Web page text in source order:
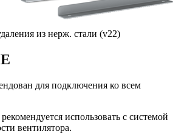
из нерж. стали (v22)
для подключения ко всем
использовать с системой
вентилятора.